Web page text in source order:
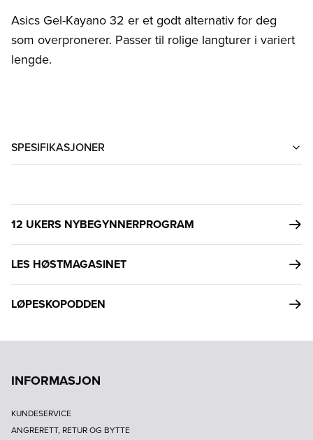
Asics Gel-Kayano 32 er et godt alternativ for deg
som overpronerer. Passer til rolige langturer i variert
lengde.
SPESIFIKASJONER
12 UKERS NYBEGYNNERPROGRAM
LES HØSTMAGASINET
LØPESKOPODDEN
INFORMASJON
KUNDESERVICE
ANGRERETT, RETUR OG BYTTE